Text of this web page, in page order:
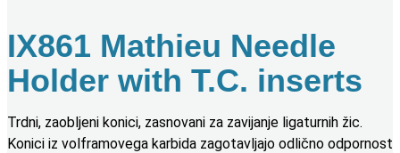
IX861 Mathieu Needle
Holder with T.C. inserts
Trdni, zaobljeni konici, zasnovani za zavijanje ligaturnih žic.
Konici iz volframovega karbida zagotavljajo odlično odpornost